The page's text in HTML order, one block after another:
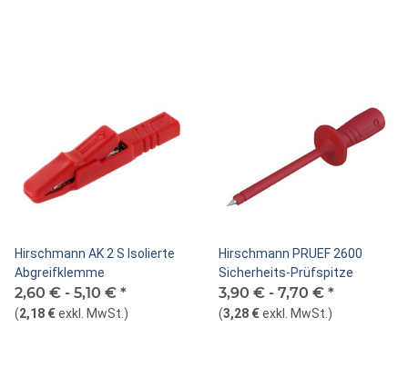
Hirschmann AK 2 S Isolierte
Abgreifklemme
2,60 € - 5,10 € *
(2,18 €exkl. MwSt. )
Hirschmann PRUEF 2600
Sicherheits-Prüfspitze
3,90 € - 7,70 € *
(3,28 €exkl. MwSt. )